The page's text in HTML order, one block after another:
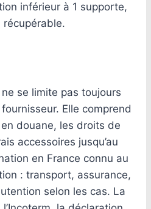
inférieur à 1 supporte,
récupérable.
se limite pas toujours
Elle comprend
douane, les droits de
accessoires jusqu’au
en France connu au
: transport, assurance,
selon les cas. La